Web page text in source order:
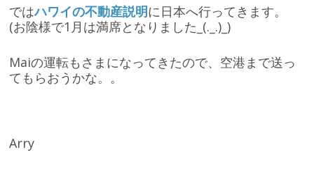
ではハワイの不動産説明に日本へ行ってきます。
(お陰様で1月は満席となりました_(._.)_)
Maiの運転もさまになってきたので、空港まで送っ
てもらおうかな。。
Arry